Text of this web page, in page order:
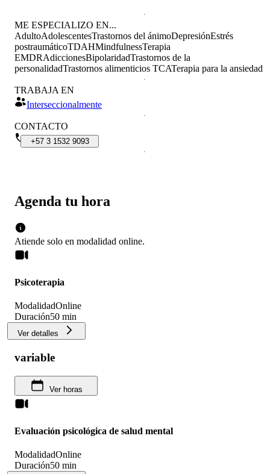
Agenda tu hora
Atiende solo en modalidad online.
Psicoterapia
ModalidadOnline
Duración50 min
Ver detalles
variable
Ver horas
Evaluación psicológica de salud mental
ModalidadOnline
Duración50 min
ME ESPECIALIZO EN...
AdultoAdolescentesTrastornos del ánimoDepresiónEstrés
postraumáticoTDAHMindfulnessTerapia
EMDRAdiccionesBipolaridadTrastornos de la
personalidadTrastornos alimenticios TCATerapia para la ansiedad
TRABAJA EN
Interseccionalmente
CONTACTO
+57 3 1532 9093